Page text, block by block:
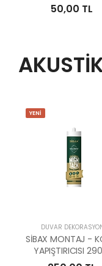
50,00 TL
YENİ
DUVAR
SİBAX MONTAJ -
YAPIŞTIRICISI